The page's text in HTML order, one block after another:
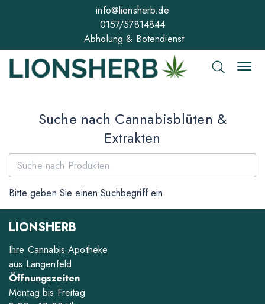
info@lionsherb.de
0157/57814844
Abholung & Botendienst
Suche nach Cannabisblüten &
Extrakten
Bitte geben Sie einen Suchbegriff ein
LIONSHERB
Ihre Cannabis Apotheke
aus Langenfeld
Öffnungszeiten
Montag bis Freitag